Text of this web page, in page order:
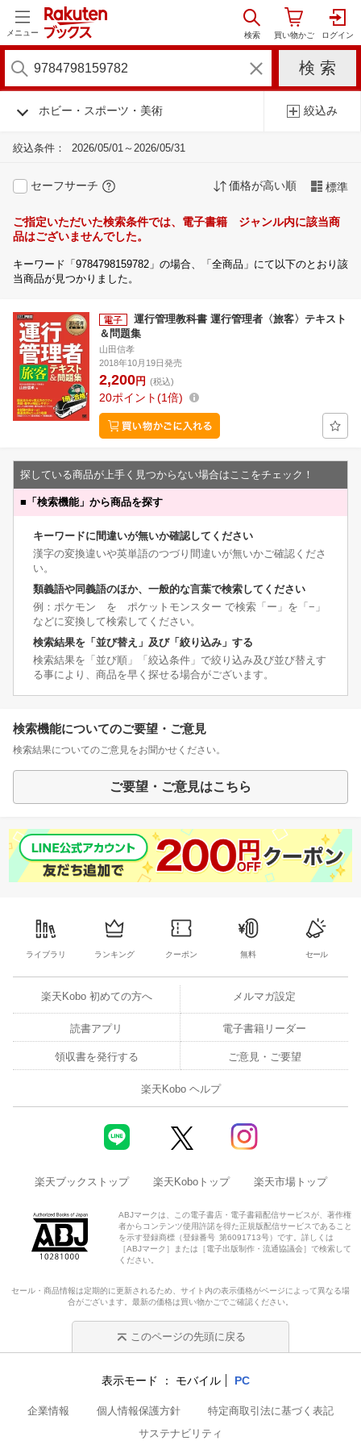
メニュー
ホビー・スポーツ・美術 絞込み
絞込条件： 2026/05/01～2026/05/31
セーフサーチ 価格が高い順 標準
ご指定いただいた検索条件では、電子書籍 ジャンル内に該当商
品はございませんでした。
キーワード「9784798159782」の場合、「全商品」にて以下のとおり該
当商品が見つかりました。
運行管理教科書 運行管理者〈旅客〉テキスト
＆問題集
山田信孝
2018年10月19日発売
2,200円 (税込)
20ポイント 1倍
探している商品が上手く見つからない場合はここをチェック！
■ 「検索機能」から商品を探す
キーワードに間違いが無いか確認してください
漢字の変換違いや英単語のつづり間違いが無いかご確認くださ
い。
類義語や同義語のほか、一般的な言葉で検索してください
例：ポケモン を ポケットモンスター で検索「ー」を「−」
などに変換して検索してください。
検索結果を「並び替え」及び「絞り込み」する
検索結果を「並び順」「絞込条件」で絞り込み及び並び替えす
る事により、商品を早く探せる場合がございます。
検索機能についてのご要望・ご意見
検索結果についてのご意見をお聞かせください。
ご要望・ご意見はこちら
ライブラリ ランキング クーポン 無料 セール
楽天Kobo 初めての方へ メルマガ設定
読書アプリ 電子書籍リーダー
領収書を発行する ご意見・ご要望
楽天Kobo ヘルプ
楽天ブックストップ 楽天Koboトップ 楽天市場トップ
ABJマークは、この電子書店・電子書籍配信サービスが、著作権
者からコンテンツ使用許諾を得た正規版配信サービスであること
を示す登録商標（登録番号 第6091713号）です。詳しくは
［ABJマーク］または［電子出版制作・流通協議会］で検索して
ください。
セール・商品情報は定期的に更新されるため、サイト内の表示価格がページによって異なる場
合がございます。最新の価格は買い物かごでご確認ください。
このページの先頭に戻る
表示モード モバイル PC
企業情報 個人情報保護方針
特定商取引法に基づく表記
サステナビリティ